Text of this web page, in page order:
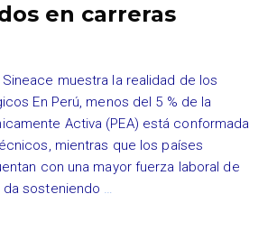
en carreras
muestra la realidad de los
En Perú, menos del 5 % de la
Activa (PEA) está conformada
mientras que los países
con una mayor fuerza laboral de
sosteniendo …